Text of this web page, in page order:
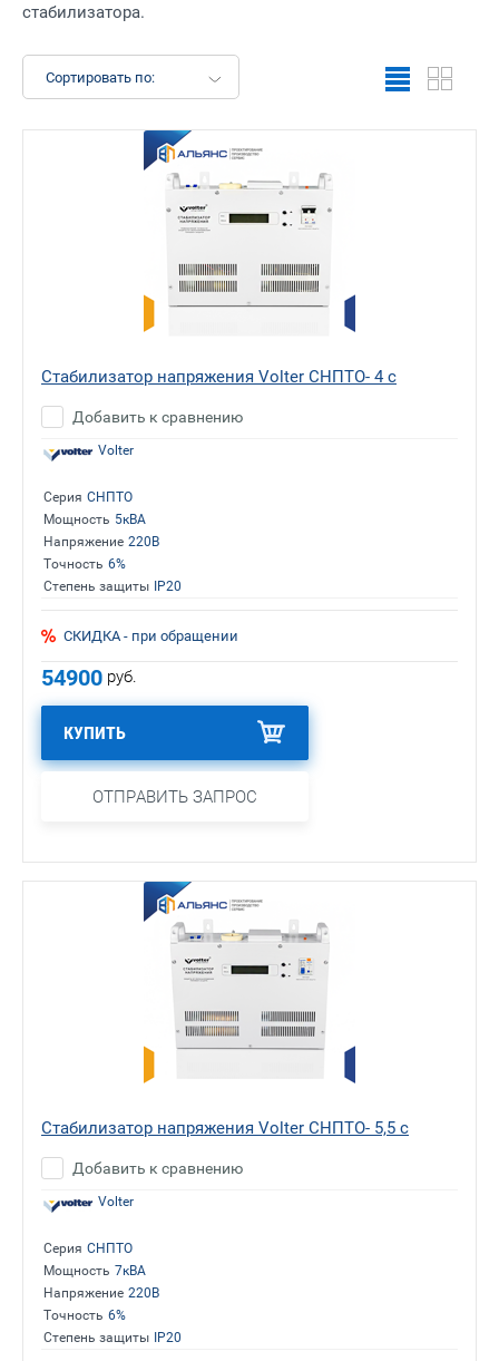
стабилизатора.
Сортировать по:
Стабилизатор напряжения Volter СНПТО- 4 с
Добавить к сравнению
Volter
Серия СНПТО
Мощность 5кВА
Напряжение 220В
Точность 6%
Степень защиты IP20
СКИДКА - при обращении
54900 руб.
КУПИТЬ
ОТПРАВИТЬ ЗАПРОС
Стабилизатор напряжения Volter СНПТО- 5,5 с
Добавить к сравнению
Volter
Серия СНПТО
Мощность 7кВА
Напряжение 220В
Точность 6%
Степень защиты IP20